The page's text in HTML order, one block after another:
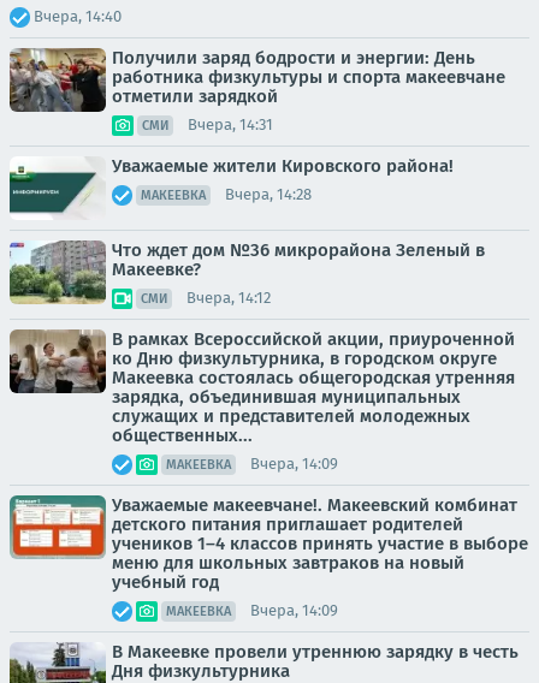
Вчера, 14:40
Получили заряд бодрости и энергии: День
работника физкультуры и спорта макеевчане
отметили зарядкой
СМИ Вчера, 14:31
Уважаемые жители Кировского района!
МАКЕЕВКА Вчера, 14:28
Что ждет дом №36 микрорайона Зеленый в
Макеевке?
СМИ Вчера, 14:12
В рамках Всероссийской акции, приуроченной
ко Дню физкультурника, в городском округе
Макеевка состоялась общегородская утренняя
зарядка, объединившая муниципальных
служащих и представителей молодежных
общественных...
МАКЕЕВКА Вчера, 14:09
Уважаемые макеевчане!. Макеевский комбинат
детского питания приглашает родителей
учеников 1–4 классов принять участие в выборе
меню для школьных завтраков на новый
учебный год
МАКЕЕВКА Вчера, 14:09
В Макеевке провели утреннюю зарядку в честь
Дня физкультурника